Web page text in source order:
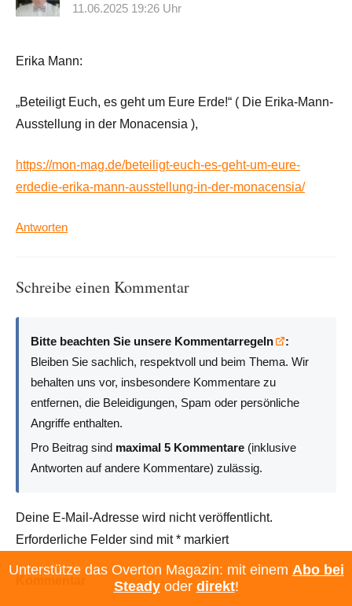
11.06.2025 19:26 Uhr
Erika Mann:
„Beteiligt Euch, es geht um Eure Erde!“ ( Die Erika-Mann-
Ausstellung in der Monacensia ),
https://mon-mag.de/beteiligt-euch-es-geht-um-eure-
erdedie-erika-mann-ausstellung-in-der-monacensia/
Antworten
Schreibe einen Kommentar
Bitte beachten Sie unsere Kommentarregeln
:
Bleiben Sie sachlich, respektvoll und beim Thema. Wir
behalten uns vor, insbesondere Kommentare zu
entfernen, die Beleidigungen, Spam oder persönliche
Angriffe enthalten.
Pro Beitrag sind maximal 5 Kommentare (inklusive
Antworten auf andere Kommentare) zulässig.
Deine E-Mail-Adresse wird nicht veröffentlicht.
Erforderliche Felder sind mit* markiert
Unterstütze das Overton Magazin: mit einem Abo bei
Steadyoder direkt!